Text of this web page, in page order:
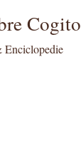
Cogito
Enciclopedie